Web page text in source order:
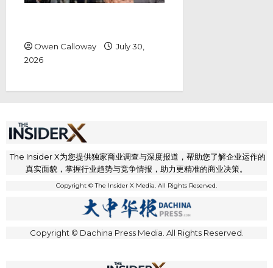
Owen Calloway
July 30,
2026
The Insider X为您提供独家商业调查与深度报道，帮助您了解企业运作的
真实面貌，掌握行业趋势与竞争情报，助力更精准的商业决策。
Copyright © The Insider X Media. All Rights Reserved.
Copyright © Dachina Press Media. All Rights Reserved.